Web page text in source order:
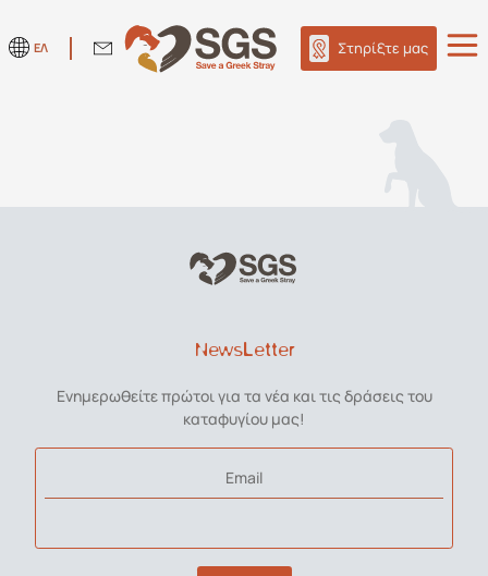
ΕΛ Στηρίξτε μας
NewsLetter
Ενημερωθείτε πρώτοι για τα νέα και τις δράσεις του
καταφυγίου μας!
Email